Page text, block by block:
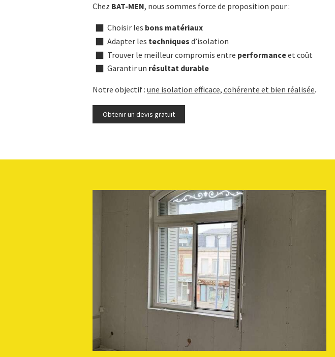
Chez BAT-MEN, nous sommes force de proposition pour :
Choisir les bons matériaux
Adapter les techniques d’isolation
Trouver le meilleur compromis entre performanceet coût
Garantir un résultat durable
Notre objectif : une isolation efficace, cohérente et bien réalisée.
Obtenir un devis gratuit